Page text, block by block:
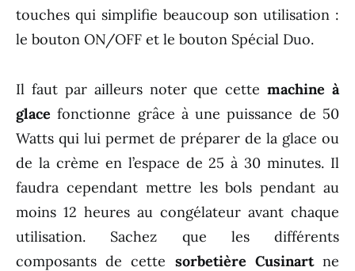
touches qui simplifie beaucoup son utilisation :
le bouton ON/OFF et le bouton Spécial Duo.
Il faut par ailleurs noter que cettemachine à
glace fonctionne grâce à une puissance de 50
Watts qui lui permet de préparer de la glace ou
de la crème en l’espace de 25 à 30 minutes. Il
faudra cependant mettre les bols pendant au
moins 12 heures au congélateur avant chaque
utilisation. Sachez que les différents
composants de cette sorbetière Cusinartne